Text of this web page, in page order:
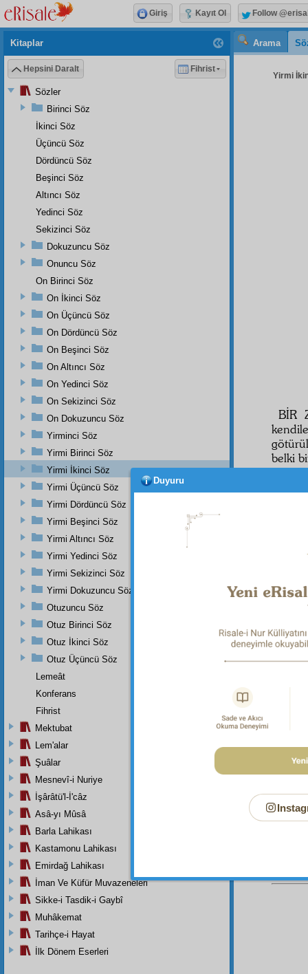
Arama
Yirmi
BİR
belki
bir
tarz
O
"Allah
Dipnot-2
Kitaplar
Hepsini Daralt Fihrist
Sözler
Birinci Söz
İkinci Söz
Üçüncü Söz
Dördüncü Söz
Beşinci Söz
Altıncı Söz
Yedinci Söz
Sekizinci Söz
Dokuzuncu Söz
Onuncu Söz
On Birinci Söz
On İkinci Söz
On Üçüncü Söz
On Dördüncü Söz
On Beşinci Söz
On Altıncı Söz
On Yedinci Söz
On Sekizinci Söz
On Dokuzuncu Söz
Yirminci Söz
Yirmi Birinci Söz
Yirmi İkinci Söz
Yirmi Üçüncü Söz
Yirmi Dördüncü Söz
Yirmi Beşinci Söz
Yirmi Altıncı Söz
Yirmi Yedinci Söz
Yirmi Sekizinci Söz
Yirmi Dokuzuncu Söz
Otuzuncu Söz
Otuz Birinci Söz
Otuz İkinci Söz
Otuz Üçüncü Söz
Lemeât
Konferans
Fihrist
Mektubat
Lem'alar
Şuâlar
Mesnevî-i Nuriye
İşârâtü'l-İ'câz
Asâ-yı Mûsâ
Barla Lahikası
Kastamonu Lahikası
Emirdağ Lahikası
İman Ve Küfür Muvazeneleri
Sikke-i Tasdik-i Gaybî
Muhâkemat
Tarihçe-i Hayat
İlk Dönem Eserleri
Giriş Kayıt Ol Follow
Duyuru